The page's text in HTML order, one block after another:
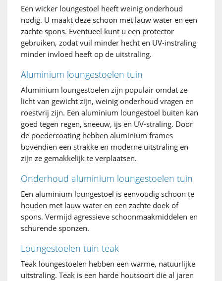
Een wicker loungestoel heeft weinig onderhoud
nodig. U maakt deze schoon met lauw water en een
zachte spons. Eventueel kunt u een protector
gebruiken, zodat vuil minder hecht en UV-instraling
minder invloed heeft op de uitstraling.
Aluminium loungestoelen tuin
Aluminium loungestoelen zijn populair omdat ze
licht van gewicht zijn, weinig onderhoud vragen en
roestvrij zijn. Een aluminium loungestoel buiten kan
goed tegen regen, sneeuw, ijs en UV-straling. Door
de poedercoating hebben aluminium frames
bovendien een strakke en moderne uitstraling en
zijn ze gemakkelijk te verplaatsen.
Onderhoud aluminium loungestoelen tuin
Een aluminium loungestoel is eenvoudig schoon te
houden met lauw water en een zachte doek of
spons. Vermijd agressieve schoonmaakmiddelen en
schurende sponzen.
Loungestoelen tuin teak
Teak loungestoelen hebben een warme, natuurlijke
uitstraling. Teak is een harde houtsoort die al jaren